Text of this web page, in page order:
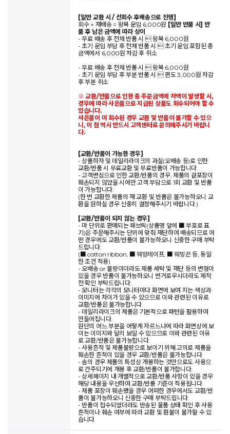
[일반 교환 시 / 선회수 후배송으로 진행]
회수 + 재배송 = 왕복 운임 6,000원 [일반 반품 시] 반
품 후 남은 금액에 따라 상이
- 무료 배송 후 전체 반품 시  왕복 6,000원
- 초기 운임 부담 후 전체 반품 시  초기 운임 포함된 총
금액에서 6,000원 차감 후 취소
- 무료 배송 후 전체 반품 시  왕복 6,000원
- 초기 운임 부담 후 부분 반품 시  편도 3,000원 차감
후 부분 취소
※ 교환/반품으로 인한 총 주문금액에 차액이 발생할 시,
경우에 따라 사은품으로 지급된 상품도 회수되어야 할 수
있습니다.
사은품이 미 회수된 경우 교환 및 반품이 불가할 수 있으
니, 이 점 역시 반드시 고객센터로 문의해주시기 바랍니
다.
[교환/반품이 가능한 경우]
- 상품하자 및 데일리라이크의 과실(오배송 등)로 인한
교환/반품 시 무료교환 및 무료반품이 가능합니다.
- 고객변심으로 인한 교환/반품의 경우, 제품의 겉포장이
훼손되지 않았을 시에만 고객 부담으로 1회 교환 및 반품
이 가능합니다.
(한 번 교환한 제품의 재 교환 및 반품은 불가능하오니 교
환을 원하실 경우 신중히 결정해주시기 바랍니다.)
[교환/반품이 되지 않는 경우]
- 마 단위로 판매되는 패브릭(상품명 앞에 ■ 부호로 표
기)은 주문해주시는 단위에 맞춰 재단하여 배송되므로 어
떤 경우에도 교환/반품이 불가능하오니 신중한 구매 부탁
드립니다.
(■ cotton ribbon, ■ 웨빙테이프, ■ 웨빙끈 등, 동일
한 조건 적용)
- 오배송 or 불량이더라도 제품 세탁 및 재단 등의 변형이
있을 경우 반품이 불가능하오니 번거로우시더라도 제작
전 확인 부탁드립니다.
- 모니터는 각각의 모니터마다 화면에 보여 지는 색상과
이미지에 차이가 있을 수 있으므로 이와 관련된 이유로
교환/반품은 불가능합니다.
- 데일리라이크의 제품은 기본적으로 패턴을 활용하여
만들어집니다.
원단의 어느 부분을 어떻게 자르느냐에 따라 화면상에 보
이는 이미지와 달리 보일 수 있으므로 이와 관련된 이유
로 교환/반품은 불가능합니다.
- 사용흔적 및 제품불량으로 보이기 위해 고의로 제품을
훼손한 흔적이 있을 경우 교환/반품은 불가능합니다.
- 솜의 경우 제품의 특성상 개봉하는 것만으로도 사용으
로 간주되기에 개봉 후 교환/반품이 불가합니다.
- 상세페이지 내 개별적으로 교환/반품 사항이 있을 경우
해당 내용을 우선하여 교환/반품 기준이 적용됩니다.
- 제품 포장이 훼손됐을 경우 어떠한 경우에서도 교환/반
품이 불가능하오니 신중한 구매 부탁드립니다.
- 반품이 접수되었더라도 반송된 물품 상태 확인 후 사용
흔적이나 훼손 여부에 따라 교환 및 환불이 불가할 수 있
습니다.